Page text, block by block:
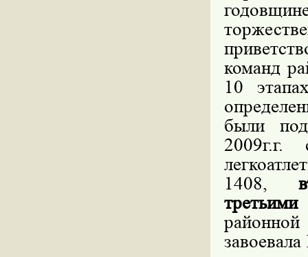
команд
10
были
2009г.г.
1408,
третьими